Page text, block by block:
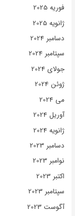
فوریه 2025
ژانویه 2025
دسامبر 2024
سپتامبر 2024
جولای 2024
ژوئن 2024
می 2024
آوریل 2024
ژانویه 2024
دسامبر 2023
نوامبر 2023
اکتبر 2023
سپتامبر 2023
آگوست 2023